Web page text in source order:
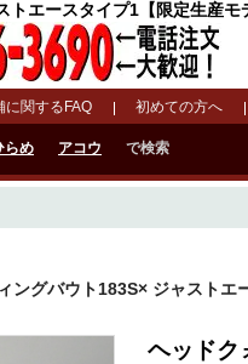
エースタイプ1【限定生産
に関するFAQ 初めての方へ
らめ アコウ で検索
グバウト183S× ジャストエ
ヘッドク